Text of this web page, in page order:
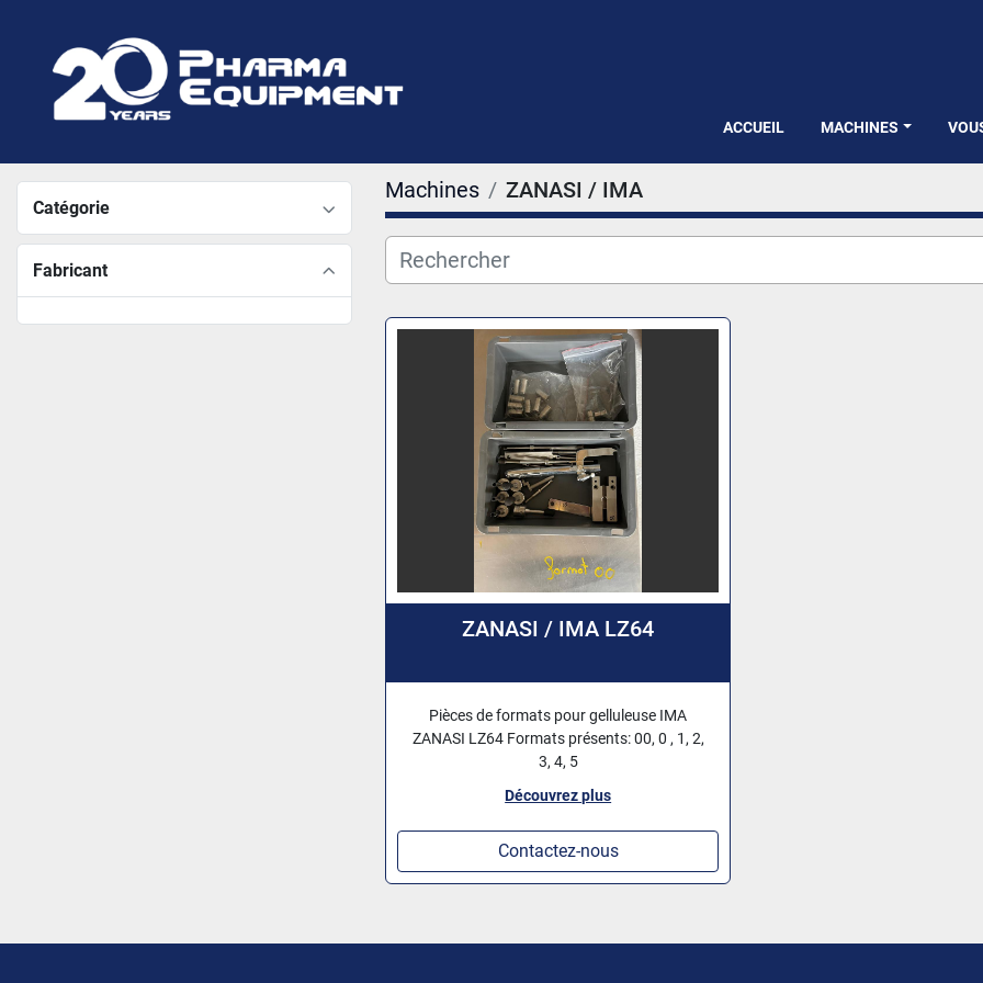
ACCUEIL MACHINES
Catégorie
Fabricant
Machines ZANASI / IMA
ZANASI / IMA LZ64
Pièces de formats pour gelluleuse IMA
ZANASI LZ64 Formats présents: 00, 0 , 1, 2,
3, 4, 5
Découvrez plus
Contactez-nous